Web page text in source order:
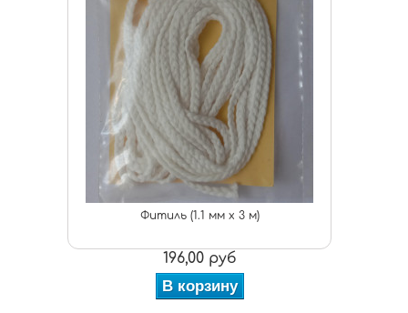
Фитиль (1.1 мм х 3 м)
196,00 руб
В корзину